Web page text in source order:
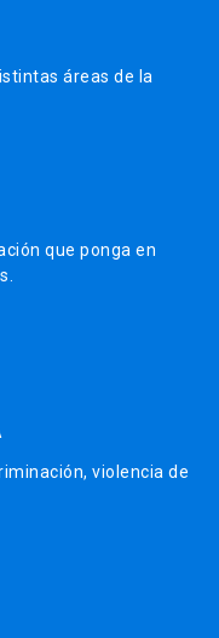
áreas de la
que ponga en
violencia de